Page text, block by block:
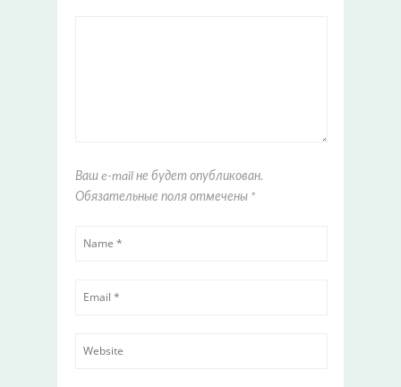
Ваш e-mail не будет опубликован.
Обязательные поля отмечены *